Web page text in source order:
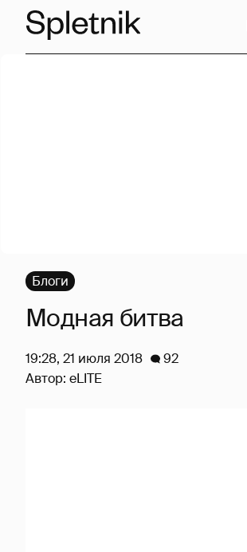
Блоги
Модная битва
19:28, 21 июля 2018
92
Автор: eLITE